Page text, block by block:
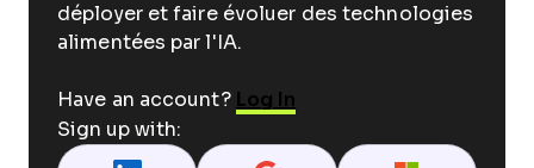
déployer et faire évoluer des technologies
alimentées par l'IA.
Have an account? Log In
Sign up with: